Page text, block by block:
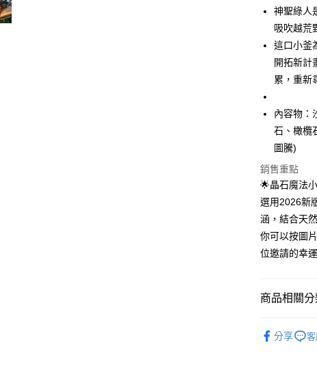
Apple Pay
街口支付
悠遊付
運送方式
每筆NT$80
7-11取貨付
每筆NT$80
賣家宅配幫
郵局幫你送（
付款後門市自
神聖綠人
吸吹越荒
這口小釜
開拓新計
累，重新
內容物：
石、橄欖
圖騰)
銷售重點
🌟晶石魔法
選用2026新
涵，結合天
你可以按圖
位邀請的幸
商品相關
分享